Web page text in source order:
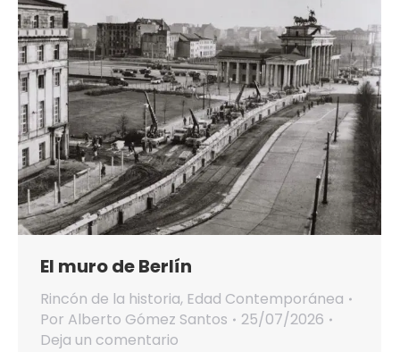
El muro de Berlín
Rincón de la historia, Edad Contemporánea
Por Alberto Gómez Santos
25/07/2026
Deja un comentario